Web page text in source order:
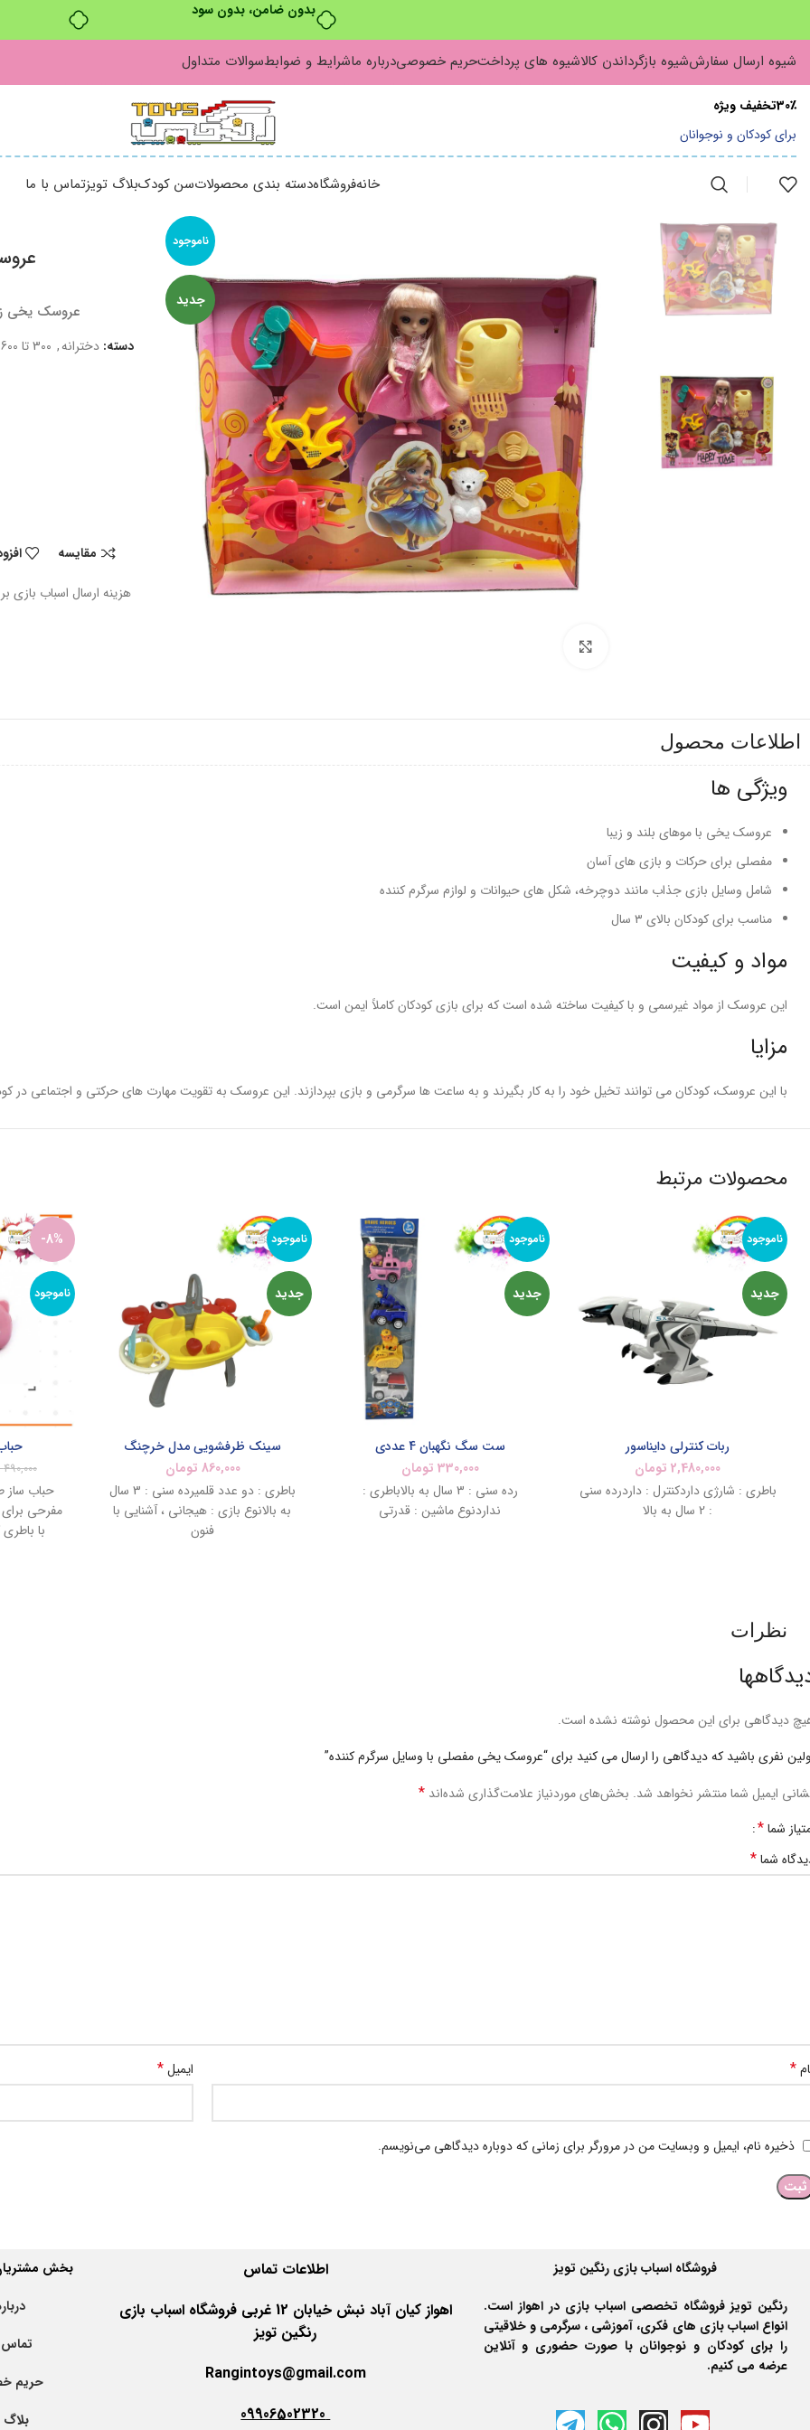
بدون ضامن، بدون سود
شیوه ارسال سفارششیوه بازگرداندن کالاشیوه های پرداختحریم خصوصیدرباره ماشرایط و ضوابطسوالات متداول
30٪تخفیف ویژه
برای کودکان و نوجوانان
خانهفروشگاهدسته بندی محصولاتسن کودکبلاگ تویزتماس با ما
ناموجود
جدید
عروسک یخی
دسته: دخترانه, 300 تا 600 هزار
مقایسه
هزینه ارسال اسباب بازی
اطلاعات محصول
ویژگی ها
عروسک یخی با موهای بلند و زیبا
مفصلی برای حرکات و بازی های آسان
شامل وسایل بازی جذاب مانند دوچرخه، شکل های حیوانات و لوازم سرگرم کننده
مناسب برای کودکان بالای ۳ سال
مواد و کیفیت
این عروسک از مواد غیرسمی و با کیفیت ساخته شده است که برای بازی کودکان کاملاً ایمن است.
مزایا
با این عروسک، کودکان می توانند تخیل خود را به کار بگیرند و به ساعت ها سرگرمی و بازی بپردازند. این عروسک به تقویت مهارت های حرکتی و اجتماعی در
محصولات مرتبط
ناموجود
جدید
ربات کنترلی دایناسور
2,480,000 تومان
باطری : شارژی داردکنترل : داردرده سنی
: 2 سال به بالا
ناموجود
جدید
ست سگ نگهبان 4 عددی
330,000 تومان
رده سنی : 3 سال به بالاباطری :
نداردنوع ماشین : قدرتی
ناموجود
جدید
سینک ظرفشویی مدل خرچنگ
860,000 تومان
باطری : دو عدد قلمیرده سنی : 3 سال
به بالانوع بازی : هیجانی ، آشنایی با
فنون
-8%
ناموجود
490,000
حباب ساز
مفرحی
با
نظرات
دیدگاهی برای این محصول نوشته نشده است.
نفری باشید که دیدگاهی را ارسال می کنید برای “عروسک یخی مفصلی با وسایل سرگرم کننده”
ایمیل شما منتشر نخواهد شد. بخش‌های موردنیاز علامت‌گذاری شده‌اند *
شما*
شما*
* ایمیل*
ذخیره نام، ایمیل و وبسایت من در مرورگر برای زمانی که دوباره دیدگاهی می‌نویسم.
فروشگاه اسباب بازی رنگین تویز
رنگین تویز فروشگاه تخصصی اسباب بازی در اهواز است.
انواع اسباب بازی های فکری، آموزشی ، سرگرمی و خلاقیتی
را برای کودکان و نوجوانان با صورت حضوری و آنلاین
عرضه می کنیم.
اطلاعات تماس
اهواز کیان آباد نبش خیابان 12 غربی فروشگاه اسباب بازی
رنگین تویز
Rangintoys@gmail.com
09906502320
بخش
تماس
حریم
بلاگ